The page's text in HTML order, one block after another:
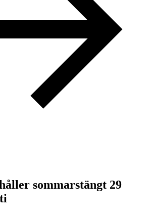
sommarstängt 29